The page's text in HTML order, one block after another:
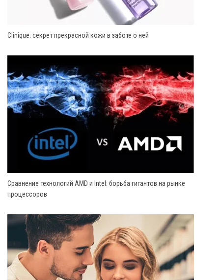
Clinique: секрет прекрасной кожи в заботе о ней
Сравнение технологий AMD и Intel: борьба гигантов на рынке
процессоров